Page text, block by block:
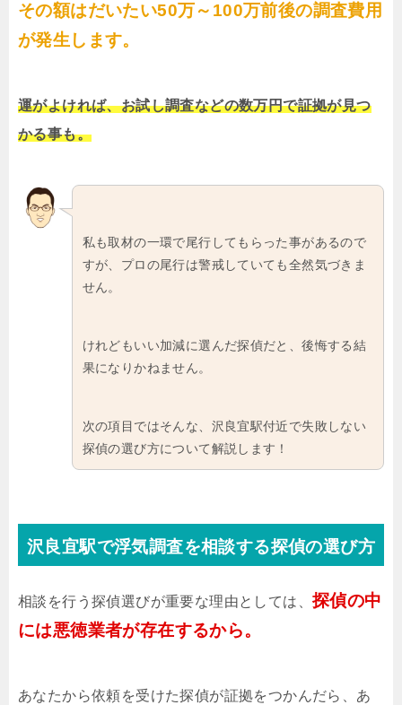
その額はだいたい50万～100万前後の調査費用
が発生します。
運がよければ、お試し調査などの数万円で証拠が見つ
かる事も。
私も取材の一環で尾行してもらった事があるので
すが、プロの尾行は警戒していても全然気づきま
せん。
けれどもいい加減に選んだ探偵だと、後悔する結
果になりかねません。
次の項目ではそんな、沢良宜駅付近で失敗しない
探偵の選び方について解説します！
沢良宜駅で浮気調査を相談する探偵の選び方
相談を行う探偵選びが重要な理由としては、 探偵の中
には悪徳業者が存在するから。
あなたから依頼を受けた探偵が証拠をつかんだら、あ